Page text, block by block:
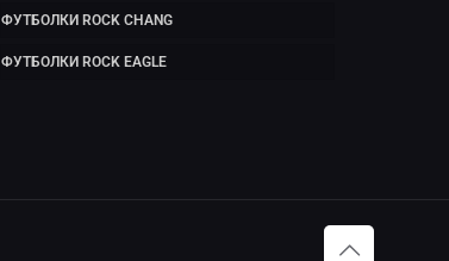
ФУТБОЛКИ ROCK CHANG
ФУТБОЛКИ ROCK EAGLE